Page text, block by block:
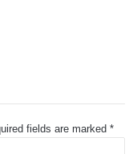
fields are marked *